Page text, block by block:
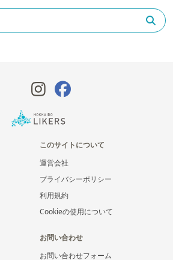
このサイトについて
運営会社
プライバシーポリシー
利用規約
Cookieの使用について
お問い合わせ
お問い合わせフォーム